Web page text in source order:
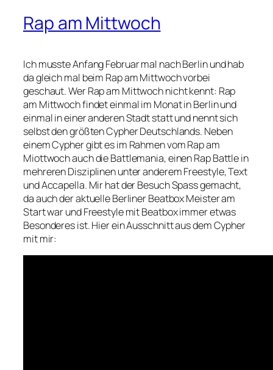
Rap am Mittwoch
Ich musste Anfang Februar mal nach Berlin und hab
da gleich mal beim Rap am Mittwoch vorbei
geschaut. Wer Rap am Mittwoch nicht kennt: Rap
am Mittwoch findet einmal im Monat in Berlin und
einmal in einer anderen Stadt statt und nennt sich
selbst den größten Cypher Deutschlands. Neben
einem Cypher gibt es im Rahmen vom Rap am
Miottwoch auch die Battlemania, einen Rap Battle in
mehreren Disziplinen unter anderem Freestyle, Text
und Accapella. Mir hat der Besuch Spass gemacht,
da auch der aktuelle Berliner Beatbox Meister am
Start war und Freestyle mit Beatbox immer etwas
Besonderes ist. Hier ein Ausschnitt aus dem Cypher
mit mir: